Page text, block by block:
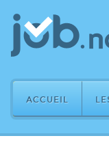
ACCUEIL